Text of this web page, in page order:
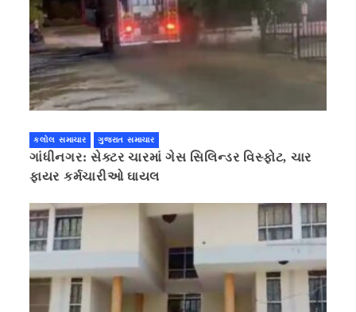
કલોલ સમાચાર ગુજરાત સમાચાર
ગાંધીનગર: સેક્ટર ચારમાં ગેસ સિલિન્ડર વિસ્ફોટ, ચાર
ફાયર કર્મચારીઓ ઘાયલ